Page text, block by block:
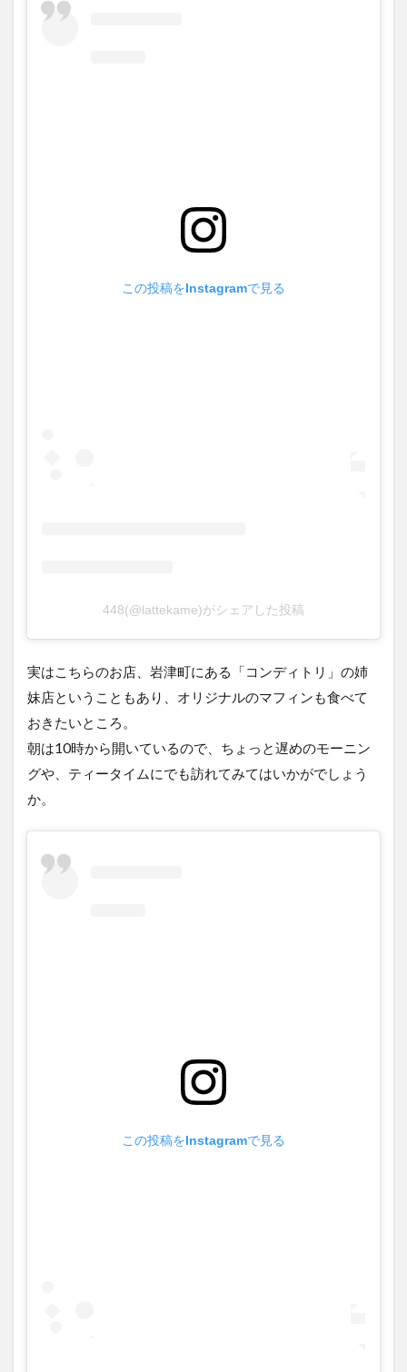
この投稿をInstagramで見る
448(@lattekame)がシェアした投稿
実はこちらのお店、岩津町にある「コンディトリ」の姉
妹店ということもあり、オリジナルのマフィンも食べて
おきたいところ。
朝は10時から開いているので、ちょっと遅めのモーニン
グや、ティータイムにでも訪れてみてはいかがでしょう
か。
この投稿をInstagramで見る